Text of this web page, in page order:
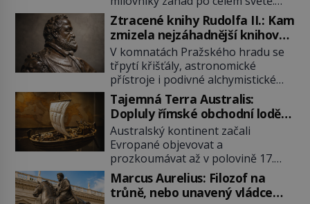
Tato románská zlatnická památka
ze 13. století je po českých
korunovačních klenotech druhým
nejcennějším movitým majetkem v
České republice. Přestože byl
klenot v roce 1985 po dramatickém
pátrání kriminalistů úspěšně
nalezen, jeho minulost stále
obestírá hustá mlha. Otázky, jak
přesně se tato […]
Ztracené knihy Rudolfa II.: Kam
zmizela nejzáhadnější knihovna
Evropy?
V komnatách Pražského hradu se
třpytí křišťály, astronomické
přístroje i podivné alchymistické
rukopisy. Císař Rudolf II.
shromažďuje vše, co souvisí s
tajemstvím přírody, hvězd i
lidského poznání. Jenže po jeho
smrti se jeho slavné sbírky začínají
rozpadat a část z nich mizí navždy.
Kdo odnesl nejvzácnější knihy? A
existují ještě někde zapomenuté
Tajemná Terra Australis:
Dopluly římské obchodní lodě
až do Austrálie?
Australský kontinent začali
Evropané objevovat a
prozkoumávat až v polovině 17.
století. Existuje však možnost, že
by se o tento vzdálený kontinent
mohly zajímat již evropské
Marcus Aurelius: Filozof na
trůně, nebo unavený vládce